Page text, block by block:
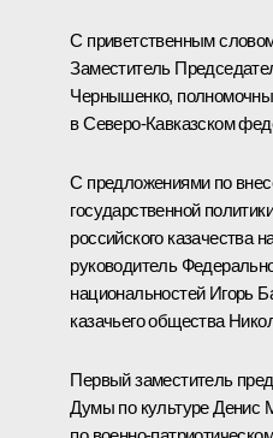
С приветственным
Заместитель
Чернышенко,
в Северо-Кавказском
С предложениями по
государственной
российского казачества
руководитель
национальностей Игорь
казачьего общества
Первый заместитель
Думы по культуре Денис